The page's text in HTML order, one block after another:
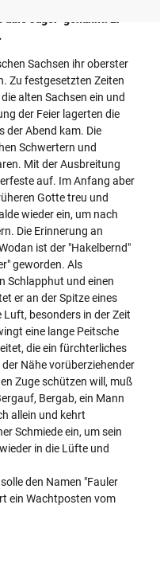
Sachsen ihr oberster
Zu festgesetzten Zeiten
alten Sachsen ein und
der Feier lagerten die
der Abend kam. Die
Schwertern und
Mit der Ausbreitung
auf. Im Anfang aber
Gotte treu und
wieder ein, um nach
Die Erinnerung an
ist der "Hakelbernd"
geworden. Als
Schlapphut und einen
er an der Spitze eines
besonders in der Zeit
eine lange Peitsche
die ein fürchterliches
Nähe vorüberziehender
Zuge schützen will, muß
Bergab, ein Mann
allein und kehrt
Schmiede ein, um sein
in die Lüfte und
den Namen "Fauler
ein Wachtposten vom